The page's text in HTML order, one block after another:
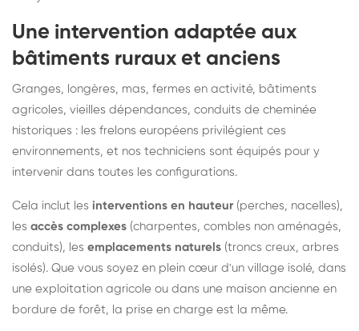
Une intervention adaptée aux
bâtiments ruraux et anciens
Granges, longères, mas, fermes en activité, bâtiments
agricoles, vieilles dépendances, conduits de cheminée
historiques : les frelons européens privilégient ces
environnements, et nos techniciens sont équipés pour y
intervenir dans toutes les configurations.
Cela inclut les interventions en hauteur (perches, nacelles),
les accès complexes (charpentes, combles non aménagés,
conduits), les emplacements naturels (troncs creux, arbres
isolés). Que vous soyez en plein cœur d'un village isolé, dans
une exploitation agricole ou dans une maison ancienne en
bordure de forêt, la prise en charge est la même.